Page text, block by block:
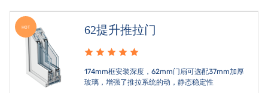
HOT 62提升推拉门
174mm框安装深度，62mm门扇可选配37mm加厚
玻璃，增强了推拉系统的动，静态稳定性